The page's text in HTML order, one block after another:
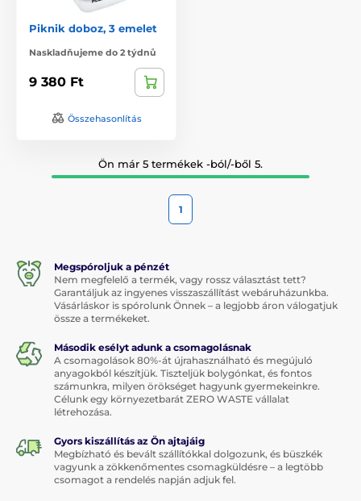
Piknik doboz, 3 emelet
Naskladňujeme do 2 týdnů
9 380 Ft
Összehasonlítás
Ön már 5 termékek -ból/-ből 5.
1
Megspóroljuk a pénzét
Nem megfelelő a termék, vagy rossz választást tett?
Garantáljuk az ingyenes visszaszállítást webáruházunkba.
Vásárláskor is spórolunk Önnek – a legjobb áron válogatjuk
össze a termékeket.
Második esélyt adunk a csomagolásnak
A csomagolások 80%-át újrahasználható és megújuló
anyagokból készítjük. Tiszteljük bolygónkat, és fontos
számunkra, milyen örökséget hagyunk gyermekeinkre.
Célunk egy környezetbarát ZERO WASTE vállalat
létrehozása.
Gyors kiszállítás az Ön ajtajáig
Megbízható és bevált szállítókkal dolgozunk, és büszkék
vagyunk a zökkenőmentes csomagküldésre – a legtöbb
csomagot a rendelés napján adjuk fel.